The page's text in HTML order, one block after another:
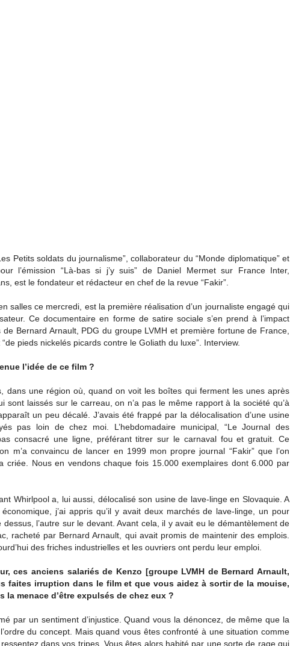
Petits soldats du journalisme”, collaborateur du “Monde diplomatique” et
l’émission “Là-bas si j’y suis” de Daniel Mermet sur France Inter,
est le fondateur et rédacteur en chef de la revue “Fakir”.
salles ce mercredi, est la première réalisation d’un journaliste engagé qui
Ce documentaire en forme de satire sociale s’en prend à l’impact
de Bernard Arnault, PDG du groupe LVMH et première fortune de France,
pieds nickelés picards contre le Goliath du luxe”. Interview.
l’idée de ce film ?
dans une région où, quand on voit les boîtes qui ferment les unes après
sont laissés sur le carreau, on n’a pas le même rapport à la société qu’à
un peu décalé. J’avais été frappé par la délocalisation d’une usine
pas loin de chez moi. L’hebdomadaire municipal, “Le Journal des
consacré une ligne, préférant titrer sur le carnaval fou et gratuit. Ce
m’a convaincu de lancer en 1999 mon propre journal “Fakir” que l’on
criée. Nous en vendons chaque fois 15.000 exemplaires dont 6.000 par
Whirlpool a, lui aussi, délocalisé son usine de lave-linge en Slovaquie. A
j’ai appris qu’il y avait deux marchés de lave-linge, un pour
dessus, l’autre sur le devant. Avant cela, il y avait eu le démantèlement de
racheté par Bernard Arnault, qui avait promis de maintenir des emplois.
des friches industrielles et les ouvriers ont perdu leur emploi.
ces anciens salariés de Kenzo [groupe LVMH de Bernard Arnault,
faites irruption dans le film et que vous aidez à sortir de la mouise,
la menace d’être expulsés de chez eux ?
par un sentiment d’injustice. Quand vous la dénoncez, de même que la
du concept. Mais quand vous êtes confronté à une situation comme
dans vos tripes. Vous êtes alors habité par une sorte de rage qui